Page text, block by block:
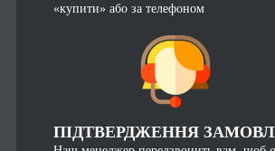
«купити» або за телефоном
ПІДТВЕРДЖЕННЯ